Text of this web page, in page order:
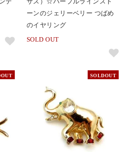
ーンのジェリーベリー つばめ
のイヤリング
SOLD OUT
SOLDOUT